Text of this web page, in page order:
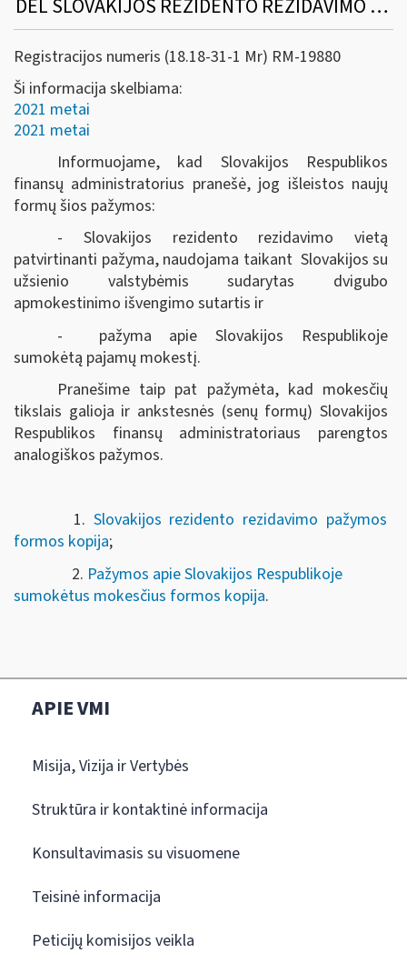
DĖL SLOVAKIJOS REZIDENTO REZIDAVIMO VIETĄ PATVIRTINANČIOS PAŽYMOS IR PAŽYMOS APIE SLOVAKIJOJE SUMOKĖTĄ PAJAMŲ MOKESTĮ
Registracijos numeris (18.18-31-1 Mr) RM-19880
Ši informacija skelbiama:
2021 metai
2021 metai
Informuojame, kad Slovakijos Respublikos
finansų administratorius pranešė, jog išleistos naujų
formų šios pažymos:
- Slovakijos rezidento rezidavimo vietą
patvirtinanti pažyma, naudojama taikant Slovakijos su
užsienio valstybėmis sudarytas dvigubo
apmokestinimo išvengimo sutartis ir
- pažyma apie Slovakijos Respublikoje
sumokėtą pajamų mokestį.
Pranešime taip pat pažymėta, kad mokesčių
tikslais galioja ir ankstesnės (senų formų) Slovakijos
Respublikos finansų administratoriaus parengtos
analogiškos pažymos.
1. Slovakijos rezidento rezidavimo pažymos
formos kopija;
2. Pažymos apie Slovakijos Respublikoje
sumokėtus mokesčius formos kopija.
APIE VMI
Misija, Vizija ir Vertybės
Struktūra ir kontaktinė informacija
Konsultavimasis su visuomene
Teisinė informacija
Peticijų komisijos veikla